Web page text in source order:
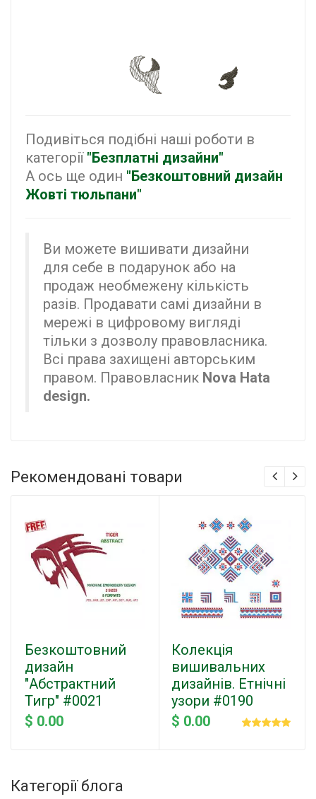
Подивіться подібні наші роботи в
категорії "Безплатні дизайни"
А ось ще один "Безкоштовний дизайн
Жовті тюльпани"
Ви можете вишивати дизайни
для себе в подарунок або на
продаж необмежену кількість
разів. Продавати самі дизайни в
мережі в цифровому вигляді
тільки з дозволу правовласника.
Всі права захищені авторським
правом. Правовласник Nova Hata
design.
Рекомендовані товари
Безкоштовний
дизайн
"Абстрактний
Тигр" #0021
$ 0.00
Колекція
вишивальних
дизайнів. Етнічні
узори #0190
$ 0.00
Категорії блога